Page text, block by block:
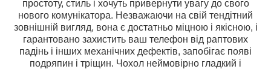
простоту, стиль і хочуть привернути увагу до свого
нового комунікатора. Незважаючи на свій тендітний
зовнішній вигляд, вона є достатньо міцною і якісною, і
гарантовано захистить ваш телефон від раптових
падінь і інших механічних дефектів, запобігає появі
подряпин і тріщин. Чохол неймовірно гладкий і